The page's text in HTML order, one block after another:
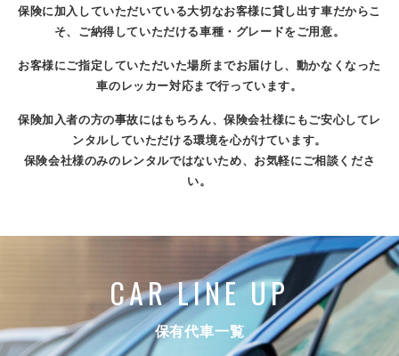
保険に加入していただいている大切なお客様に貸し出す車だからこ
そ、ご納得していただける車種・グレードをご用意。
お客様にご指定していただいた場所までお届けし、動かなくなった
車のレッカー対応まで行っています。
保険加入者の方の事故にはもちろん、保険会社様にもご安心してレ
ンタルしていただける環境を心がけています。
保険会社様のみのレンタルではないため、お気軽にご相談くださ
い。
CAR LINE UP
保有代車一覧